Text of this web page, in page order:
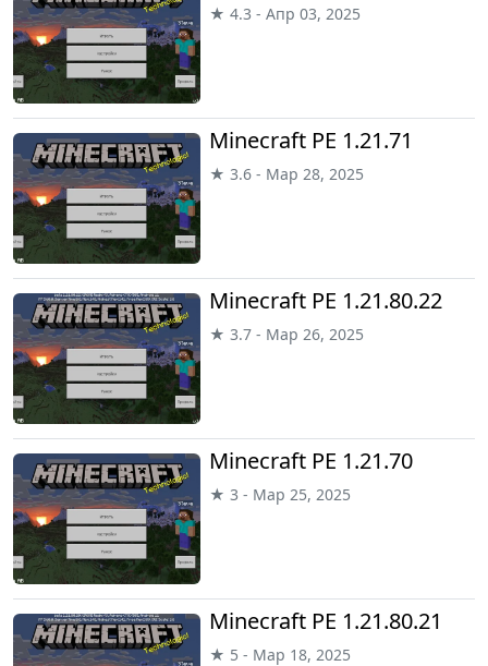
★ 4.3 - Апр 03, 2025
Minecraft PE 1.21.71
★ 3.6 - Мар 28, 2025
Minecraft PE 1.21.80.22
★ 3.7 - Мар 26, 2025
Minecraft PE 1.21.70
★ 3 - Мар 25, 2025
Minecraft PE 1.21.80.21
★ 5 - Мар 18, 2025